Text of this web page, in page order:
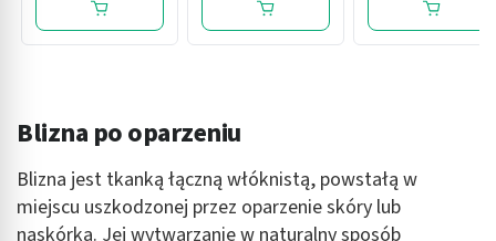
Blizna po oparzeniu
Blizna jest tkanką łączną włóknistą, powstałą w
miejscu uszkodzonej przez oparzenie skóry lub
naskórka. Jej wytwarzanie w naturalny sposób